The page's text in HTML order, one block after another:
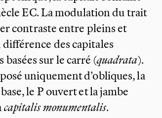
EC. La modulation du trait
contraste entre pleins et
différence des capitales
sur le carré (quadrata).
uniquement d’obliques, la
le P ouvert et la jambe
capitalismonumentalis.